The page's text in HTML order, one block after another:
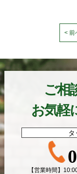
< 前
ご相
お気軽
【営業時間】